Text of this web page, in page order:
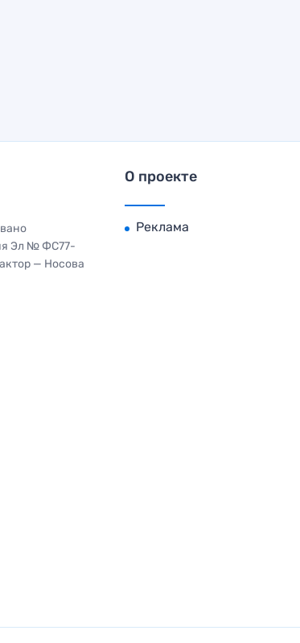
Эл № ФС77-
— Носова
О проекте
Реклама